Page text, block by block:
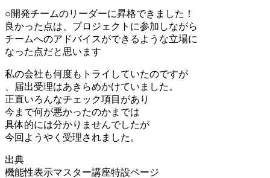
○開発チームのリーダーに昇格できました！
良かった点は、プロジェクトに参加しながら
チームへのアドバイスができるような立場に
なった点だと思います
私の会社も何度もトライしていたのですが
、届出受理はあきらめかけていました。
正直いろんなチェック項目があり
今まで何が悪かったのかまでは
具体的には分かりませんでしたが
今回ようやく受理されました。
出典
機能性表示マスター講座特設ページ